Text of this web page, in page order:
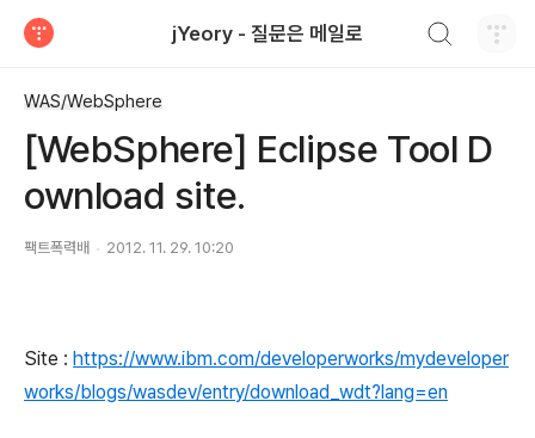
jYeory - 질문은 메일로
WAS/WebSphere
[WebSphere] Eclipse Tool D
ownload site.
팩트폭력배 2012. 11. 29. 10:20
Site : https://www.ibm.com/developerworks/mydeveloper
works/blogs/wasdev/entry/download_wdt?lang=en